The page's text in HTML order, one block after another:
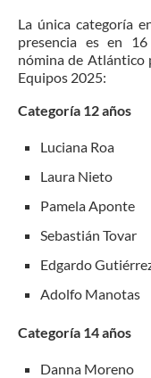
La única categoría
presencia es en
nómina de Atlántico
Equipos 2025:
Categoría 12 años
Luciana Roa
Laura Nieto
Pamela Aponte
Sebastián Tovar
Edgardo
Adolfo Manotas
Categoría 14 años
Danna Moreno